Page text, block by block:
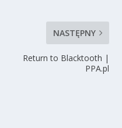
NASTĘPNY
Return to Blacktooth |
PPA.pl